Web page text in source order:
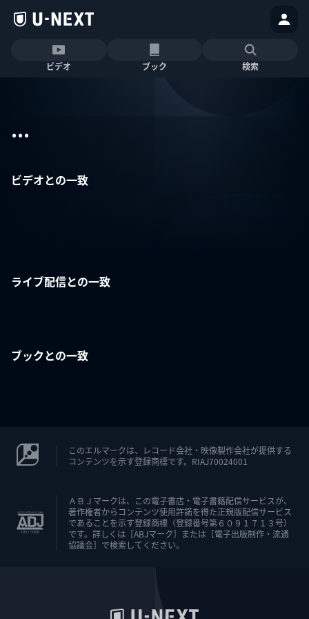
ビデオ ブック 検索
...
ビデオとの一致
ライブ配信との一致
ブックとの一致
このエルマークは、レコード会社・映像製作会社が提供する
コンテンツを示す登録商標です。RIAJ70024001
ＡＢＪマークは、この電子書店・電子書籍配信サービスが、
著作権者からコンテンツ使用許諾を得た正規版配信サービス
であることを示す登録商標（登録番号第６０９１７１３号）
です。詳しくは［ABJマーク］または［電子出版制作・流通
協議会］で検索してください。